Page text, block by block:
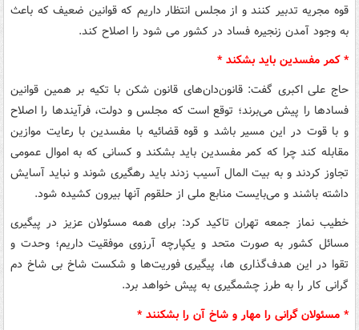
قوه مجریه تدبیر کنند و از مجلس انتظار داریم که قوانین ضعیف که باعث
به وجود آمدن زنجیره فساد در کشور می شود را اصلاح کند.
* کمر مفسدین باید بشکند *
حاج علی اکبری گفت: قانون‌دان‌های قانون شکن با تکیه بر همین قوانین
فسادها را پیش می‌برند؛ توقع است که مجلس و دولت، فرآیندها را اصلاح
و با قوت در این مسیر باشد و قوه قضائیه با مفسدین با رعایت موازین
مقابله کند چرا که کمر مفسدین باید بشکند و کسانی که به اموال عمومی
تجاوز کردند و به بیت المال آسیب زدند باید رهگیری شوند و نباید آسایش
داشته باشند و می‌بایست منابع ملی از حلقوم آنها بیرون کشیده شود.
خطیب نماز جمعه تهران تاکید کرد: برای همه مسئولان عزیز در پیگیری
مسائل کشور به صورت متحد و یکپارچه آرزوی موفقیت داریم؛ وحدت و
تقوا در این هدف‌گذاری ها، پیگیری فوریت‌ها و شکست شاخ بی شاخ دم
گرانی کار را به طرز چشمگیری به پیش خواهد برد.
* مسئولان گرانی را مهار و شاخ آن را بشکنند *